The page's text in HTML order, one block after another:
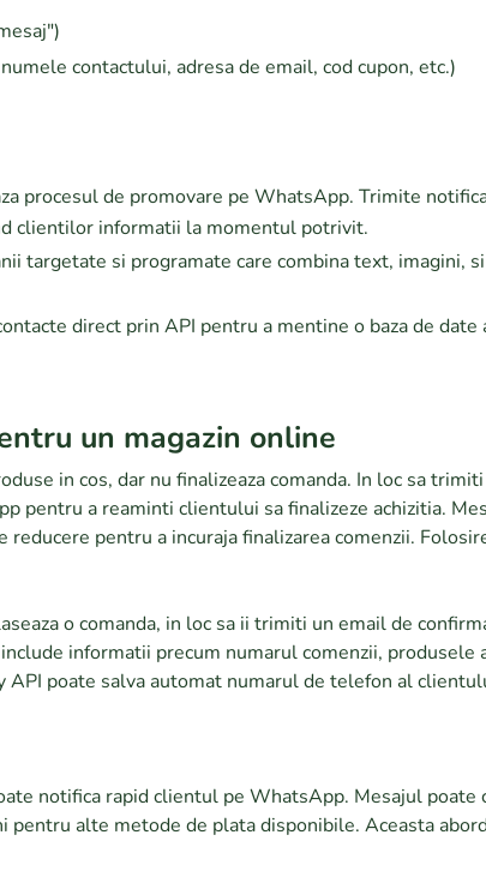
contactului, adresa de email, cod cupon, etc.)
procesul de promovare pe WhatsApp. Trimite
clientilor informatii la momentul potrivit.
targetate si programate care combina text, imagini,
direct prin API pentru a mentine o baza de
un magazin online
in cos, dar nu finalizeaza comanda. In loc sa
pentru a reaminti clientului sa finalizeze achizitia.
pentru a incuraja finalizarea comenzii.
o comanda, in loc sa ii trimiti un email de
informatii precum numarul comenzii,
poate salva automat numarul de telefon al
notifica rapid clientul pe WhatsApp. Mesajul
alte metode de plata disponibile. Aceasta